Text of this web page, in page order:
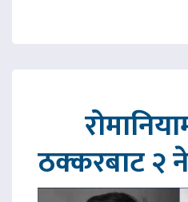
ठक्करबाट २